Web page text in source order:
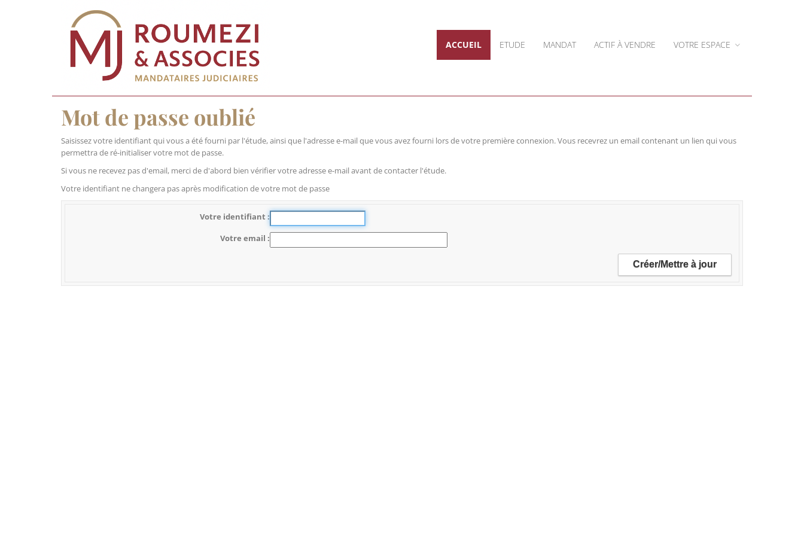
ACCUEIL ETUDE MANDAT ACTIF À VENDRE VOTRE ESPACE
Mot de passe oublié
Saisissez votre identifiant qui vous a été fourni par l'étude, ainsi que l'adresse e-mail que vous avez fourni lors de votre première connexion. Vous recevrez un email contenant un lien qui vous
permettra de ré-initialiser votre mot de passe.
Si vous ne recevez pas d'email, merci de d'abord bien vérifier votre adresse e-mail avant de contacter l'étude.
Votre identifiant ne changera pas après modification de votre mot de passe
Votre identifiant
Votre email